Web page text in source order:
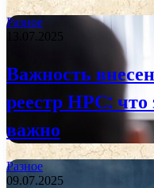
Разное
13.07.2025
Важность
реестр НРС: что
важно
Разное
09.07.2025